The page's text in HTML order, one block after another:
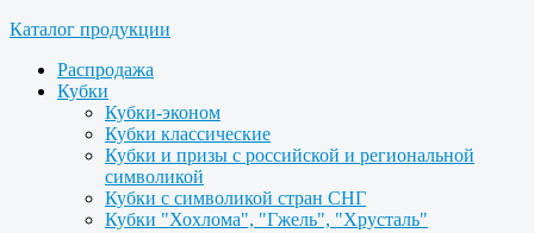
Каталог продукции
Распродажа
Кубки
Кубки-эконом
Кубки классические
Кубки и призы с российской и региональной
символикой
Кубки с символикой стран СНГ
Кубки "Хохлома", "Гжель", "Хрусталь"